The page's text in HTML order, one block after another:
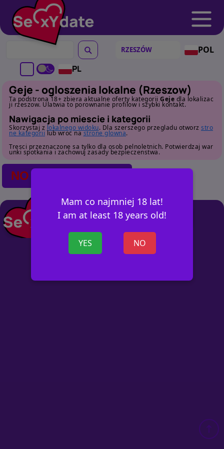
POL
PL
Mam co najmniej 18 lat!
I am at least 18 years old!
YES NO
Geje - ogloszenia lokalne (Rzeszow)
Ta podstrona 18+ zbiera aktualne oferty kategorii Geje dla lokalizac
ji rzeszow. Ulatwia to porownanie profilow i szybki kontakt.
Nawigacja po miescie i kategorii
Skorzystaj z lokalnego widoku. Dla szerszego przegladu otworz stro
ne kategorii lub wroc nastrone glowna.
Tresci przeznaczone sa tylko dla osob pelnoletnich. Potwierdzaj war
unki spotkania i zachowuj zasady bezpieczenstwa.
NO POSTS FOUND
+ OGŁOSZ